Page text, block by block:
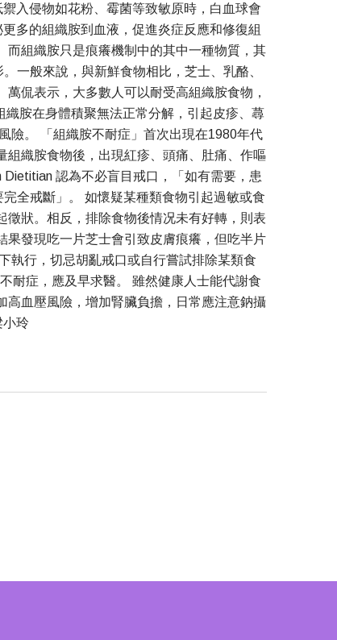
入侵物如花粉、霉菌等致敏原時，白血球會
多的組織胺到血液，促進炎症反應和修復組
組織胺只是痕癢機制中的其中一種物質，其
一般來說，與新鮮食物相比，芝士、乳酪、
侃表示，大多數人可以耐受高組織胺食物，
胺在身體積聚無法正常分解，引起皮疹、蕁
險。 「組織胺不耐症」首次出現在1980年代
織胺食物後，出現紅疹、頭痛、肚痛、作嘔
認為不必盲目戒口，「如有需要，患
全戒斷」。 如懷疑某種類食物引起過敏或食
狀。相反，排除食物後情况未有好轉，則表
發現吃一片芝士會引致皮膚痕癢，但吃半片
執行，切忌胡亂戒口或自行嘗試排除某類食
耐症，應及早求醫。 雖然健康人士能代謝食
血壓風險，增加腎臟負擔，日常應注意鈉攝
玲